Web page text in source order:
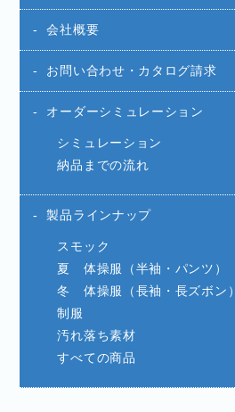
会社概要
お問い合わせ・カタログ請求
オーダーシミュレーション
シミュレーション
納品までの流れ
製品ラインナップ
スモック
夏 体操服（半袖・パンツ）
冬 体操服（長袖・長ズボン）
制服
汚れ落ち素材
すべての商品